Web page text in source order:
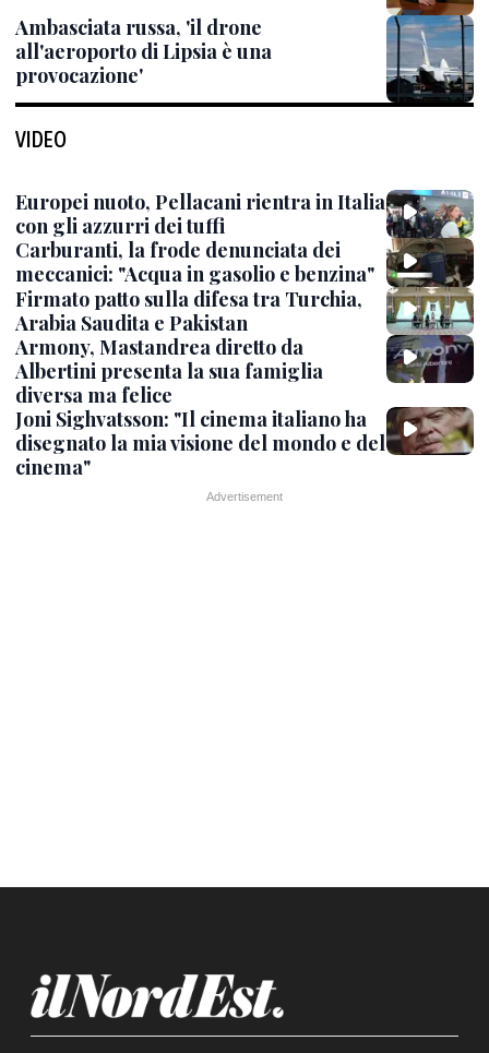
Ambasciata russa, 'il drone
all'aeroporto di Lipsia è una
provocazione'
VIDEO
Europei nuoto, Pellacani rientra in Italia
con gli azzurri dei tuffi
Carburanti, la frode denunciata dei
meccanici: "Acqua in gasolio e benzina"
Firmato patto sulla difesa tra Turchia,
Arabia Saudita e Pakistan
Armony, Mastandrea diretto da
Albertini presenta la sua famiglia
diversa ma felice
Joni Sighvatsson: "Il cinema italiano ha
disegnato la mia visione del mondo e del
cinema"